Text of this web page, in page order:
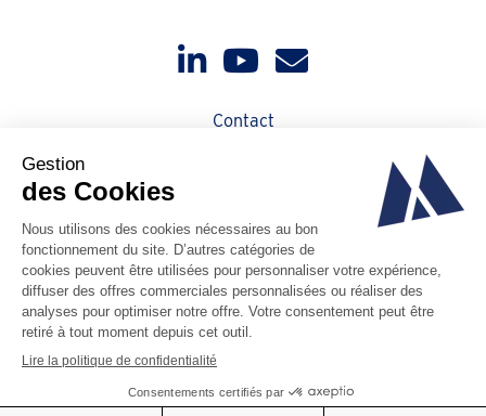
Contact
À propos de Magotteaux
Code d'éthique
PAIA Manual
Vie privée
Cookies
Code de conduite des fournisseurs
Conditions générales